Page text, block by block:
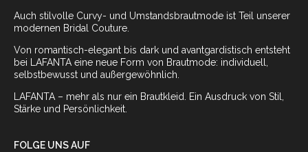
Auch stilvolle Curvy- und Umstandsbrautmode ist Teil unserer
modernen Bridal Couture.
Von romantisch-elegant bis dark und avantgardistisch entsteht
bei LAFANTA eine neue Form von Brautmode: individuell,
selbstbewusst und außergewöhnlich.
LAFANTA – mehr als nur ein Brautkleid. Ein Ausdruck von Stil,
Stärke und Persönlichkeit.
FOLGE UNS AUF